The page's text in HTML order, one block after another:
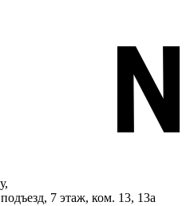
7 этаж, ком. 13, 13а